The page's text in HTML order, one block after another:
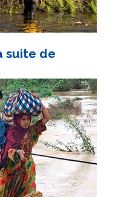
suite de